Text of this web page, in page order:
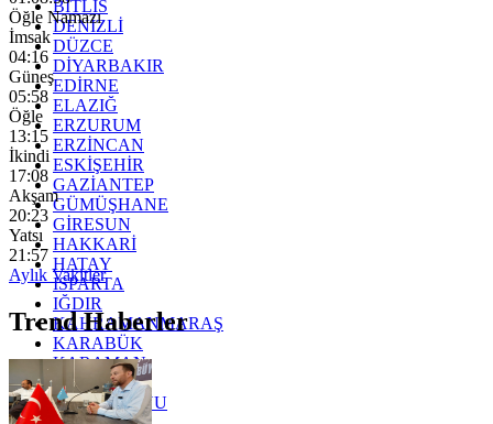
BİTLİS
DENİZLİ
DÜZCE
DİYARBAKIR
EDİRNE
ELAZIĞ
ERZURUM
ERZİNCAN
ESKİŞEHİR
GAZİANTEP
GÜMÜŞHANE
GİRESUN
HAKKARİ
HATAY
ISPARTA
IĞDIR
KAHRAMANMARAŞ
KARABÜK
KARAMAN
KARS
KASTAMONU
Öğle Namazı
İmsak
04:16
Güneş
05:58
Öğle
13:15
İkindi
17:08
Akşam
20:23
Yatsı
21:57
Aylık Vakitler
Trend Haberler